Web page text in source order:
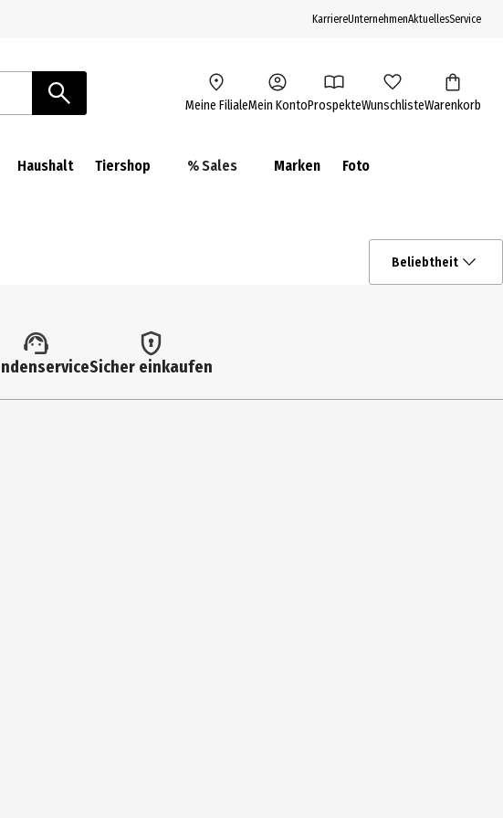
KarriereUnternehmenAktuellesService
Meine FilialeMein KontoProspekteWunschlisteWarenkorb
Haushalt Tiershop % Sales Marken Foto
Beliebtheit
Sicher einkaufen